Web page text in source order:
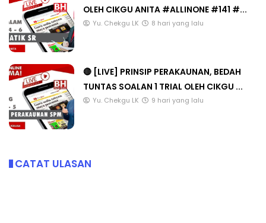
OLEH CIKGU ANITA #ALLINONE #141 #...
Yu. Chekgu LK 8 hari yang lalu
🔴 [LIVE] PRINSIP PERAKAUNAN, BEDAH
TUNTAS SOALAN 1 TRIAL OLEH CIKGU ...
Yu. Chekgu LK 9 hari yang lalu
CATAT ULASAN